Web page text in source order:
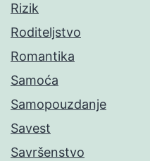
Rizik
Roditeljstvo
Romantika
Samoća
Samopouzdanje
Savest
Savršenstvo